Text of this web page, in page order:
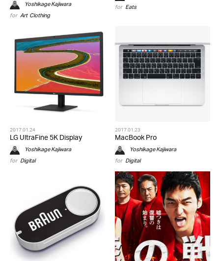
Yoshikage Kajiwara
for Art,Clothing
for Eats
2017.01.24
LG UltraFine 5K Display
Yoshikage Kajiwara
for Digital
2017.01.23
MacBook Pro
Yoshikage Kajiwara
for Digital